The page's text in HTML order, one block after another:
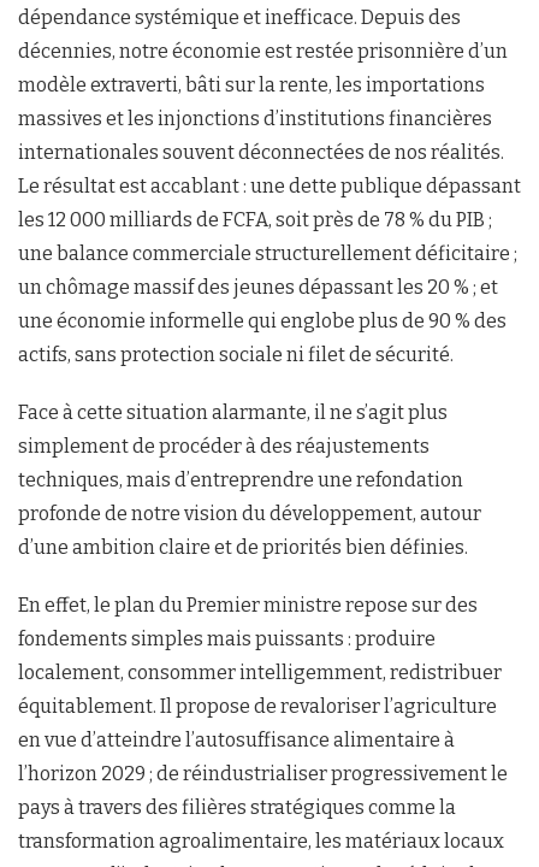
dépendance systémique et inefficace. Depuis des
décennies, notre économie est restée prisonnière d’un
modèle extraverti, bâti sur la rente, les importations
massives et les injonctions d’institutions financières
internationales souvent déconnectées de nos réalités.
Le résultat est accablant : une dette publique dépassant
les 12 000 milliards de FCFA, soit près de 78 % du PIB ;
une balance commerciale structurellement déficitaire ;
un chômage massif des jeunes dépassant les 20 % ; et
une économie informelle qui englobe plus de 90 % des
actifs, sans protection sociale ni filet de sécurité.
Face à cette situation alarmante, il ne s’agit plus
simplement de procéder à des réajustements
techniques, mais d’entreprendre une refondation
profonde de notre vision du développement, autour
d’une ambition claire et de priorités bien définies.
En effet, le plan du Premier ministre repose sur des
fondements simples mais puissants : produire
localement, consommer intelligemment, redistribuer
équitablement. Il propose de revaloriser l’agriculture
en vue d’atteindre l’autosuffisance alimentaire à
l’horizon 2029 ; de réindustrialiser progressivement le
pays à travers des filières stratégiques comme la
transformation agroalimentaire, les matériaux locaux